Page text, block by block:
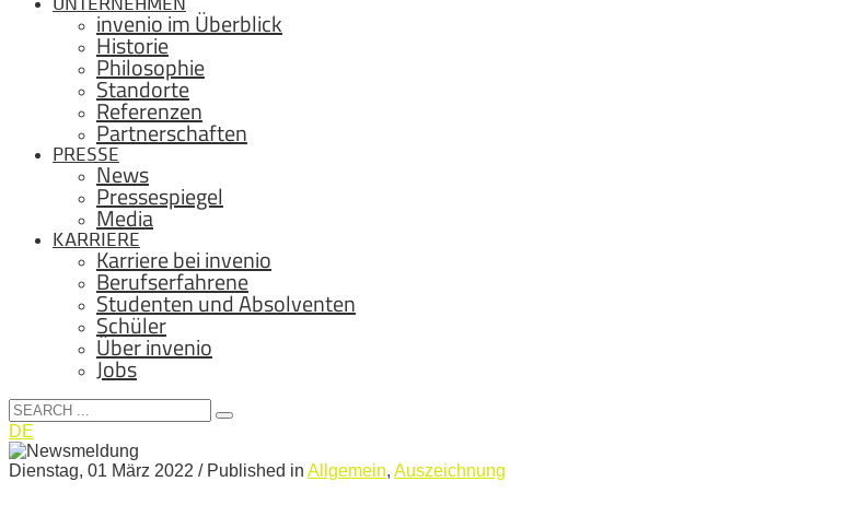
invenio im Überblick
Historie
Philosophie
Standorte
Referenzen
Partnerschaften
PRESSE
News
Pressespiegel
Media
KARRIERE
Karriere bei invenio
Berufserfahrene
Studenten und Absolventen
Schüler
Über invenio
Jobs
DE
Dienstag, 01 März 2022 / Published in Allgemein, Auszeichnung